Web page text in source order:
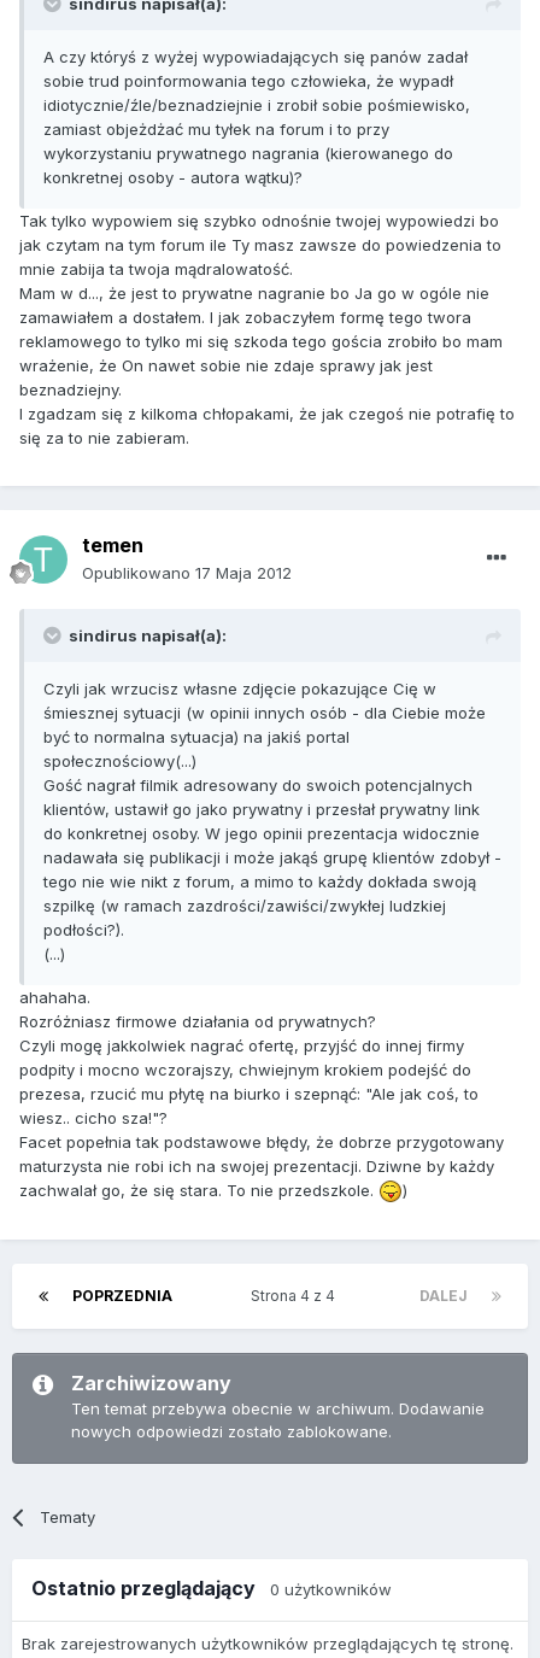
A czy któryś z wyżej wypowiadających się panów zadał
sobie trud poinformowania tego człowieka, że wypadł
idiotycznie/źle/beznadziejnie i zrobił sobie pośmiewisko,
zamiast objeżdżać mu tyłek na forum i to przy
wykorzystaniu prywatnego nagrania (kierowanego do
konkretnej osoby - autora wątku)?
Tak tylko wypowiem się szybko odnośnie twojej wypowiedzi bo
jak czytam na tym forum ile Ty masz zawsze do powiedzenia to
mnie zabija ta twoja mądralowatość.
Mam w d..., że jest to prywatne nagranie bo Ja go w ogóle nie
zamawiałem a dostałem. I jak zobaczyłem formę tego twora
reklamowego to tylko mi się szkoda tego gościa zrobiło bo mam
wrażenie, że On nawet sobie nie zdaje sprawy jak jest
beznadziejny.
I zgadzam się z kilkoma chłopakami, że jak czegoś nie potrafię to
się za to nie zabieram.
temen
Opublikowano 17 Maja 2012
sindirus napisał(a):
Czyli jak wrzucisz własne zdjęcie pokazujące Cię w
śmiesznej sytuacji (w opinii innych osób - dla Ciebie może
być to normalna sytuacja) na jakiś portal
społecznościowy(...)
Gość nagrał filmik adresowany do swoich potencjalnych
klientów, ustawił go jako prywatny i przesłał prywatny link
do konkretnej osoby. W jego opinii prezentacja widocznie
nadawała się publikacji i może jakąś grupę klientów zdobył -
tego nie wie nikt z forum, a mimo to każdy dokłada swoją
szpilkę (w ramach zazdrości/zawiści/zwykłej ludzkiej
podłości?).
(...)
ahahaha.
Rozróżniasz firmowe działania od prywatnych?
Czyli mogę jakkolwiek nagrać ofertę, przyjść do innej firmy
podpity i mocno wczorajszy, chwiejnym krokiem podejść do
prezesa, rzucić mu płytę na biurko i szepnąć: "Ale jak coś, to
wiesz.. cicho sza!"?
Facet popełnia tak podstawowe błędy, że dobrze przygotowany
maturzysta nie robi ich na swojej prezentacji. Dziwne by każdy
zachwalał go, że się stara. To nie przedszkole.
)
POPRZEDNIA DALEJ
Strona 4 z 4
Zarchiwizowany
Ten temat przebywa obecnie w archiwum. Dodawanie
nowych odpowiedzi zostało zablokowane.
Tematy
Ostatnio przeglądający 0 użytkowników
Brak zarejestrowanych użytkowników przeglądających tę stronę.